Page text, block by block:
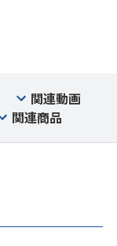
関連動画
関連商品